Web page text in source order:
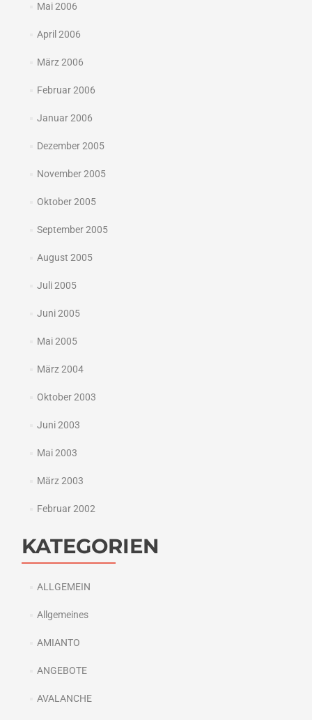
Mai 2006
April 2006
März 2006
Februar 2006
Januar 2006
Dezember 2005
November 2005
Oktober 2005
September 2005
August 2005
Juli 2005
Juni 2005
Mai 2005
März 2004
Oktober 2003
Juni 2003
Mai 2003
März 2003
Februar 2002
KATEGORIEN
ALLGEMEIN
Allgemeines
AMIANTO
ANGEBOTE
AVALANCHE